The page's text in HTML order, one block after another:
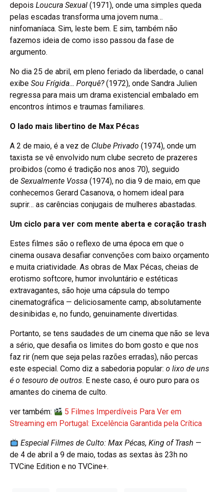
depois Loucura Sexual (1971), onde uma simples queda
pelas escadas transforma uma jovem numa…
ninfomaníaca. Sim, leste bem. E sim, também não
fazemos ideia de como isso passou da fase de
argumento.
No dia 25 de abril, em pleno feriado da liberdade, o canal
exibe Sou Frígida… Porquê?(1972), onde Sandra Julien
regressa para mais um drama existencial embalado em
encontros íntimos e traumas familiares.
O lado mais libertino de Max Pécas
A 2 de maio, é a vez de Clube Privado (1974), onde um
taxista se vê envolvido num clube secreto de prazeres
proibidos (como é tradição nos anos 70), seguido
de Sexualmente Vossa (1974), no dia 9 de maio, em que
conhecemos Gerard Casanova, o homem ideal para
suprir… as carências conjugais de mulheres abastadas.
Um ciclo para ver com mente aberta e coração trash
Estes filmes são o reflexo de uma época em que o
cinema ousava desafiar convenções com baixo orçamento
e muita criatividade. As obras de Max Pécas, cheias de
erotismo softcore, humor involuntário e estéticas
extravagantes, são hoje uma cápsula do tempo
cinematográfica — deliciosamente camp, absolutamente
desinibidas e, no fundo, genuinamente divertidas.
Portanto, se tens saudades de um cinema que não se leva
a sério, que desafia os limites do bom gosto e que nos
faz rir (nem que seja pelas razões erradas), não percas
este especial. Como diz a sabedoria popular: o lixo de uns
é o tesouro de outros. E neste caso, é ouro puro para os
amantes do cinema de culto.
ver também:
5 Filmes Imperdíveis Para Ver em
Streaming em Portugal: Excelência Garantida pela Crítica
Especial Filmes de Culto: Max Pécas, King of Trash —
de 4 de abril a 9 de maio, todas as sextas às 23h no
TVCine Edition e no TVCine+.